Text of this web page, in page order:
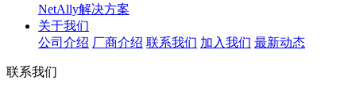
NetAlly解决方案
关于我们
公司介绍 厂商介绍 联系我们 加入我们 最新动态
联系我们